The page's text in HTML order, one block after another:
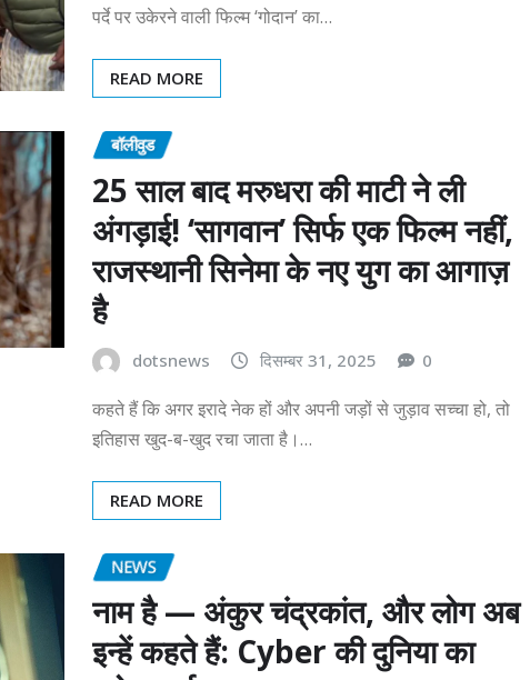
पर्दे पर उकेरने वाली फिल्म ‘गोदान’ का…
READ MORE
बॉलीवुड
25 साल बाद मरुधरा की माटी ने ली
अंगड़ाई! ‘सागवान’ सिर्फ एक फिल्म नहीं,
राजस्थानी सिनेमा के नए युग का आगाज़
है
dotsnews दिसम्बर 31, 2025 0
कहते हैं कि अगर इरादे नेक हों और अपनी जड़ों से जुड़ाव सच्चा हो, तो
इतिहास खुद-ब-खुद रचा जाता है।…
READ MORE
NEWS
नाम है — अंकुर चंद्रकांत, और लोग अब
इन्हें कहते हैं: Cyber की दुनिया का